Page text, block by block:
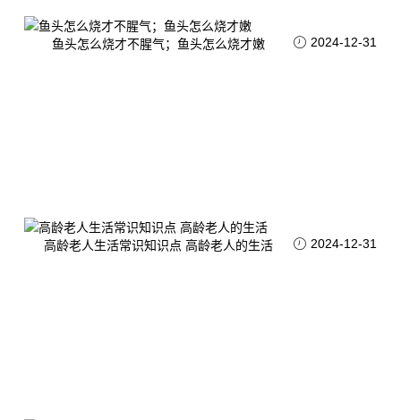
鱼头怎么烧才不腥气；鱼头怎么烧才嫩 2024-12-31
高龄老人生活常识知识点 高龄老人的生活 2024-12-31